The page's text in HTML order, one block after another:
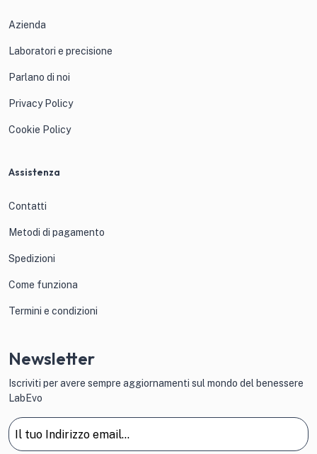
Azienda
Laboratori e precisione
Parlano di noi
Privacy Policy
Cookie Policy
Assistenza
Contatti
Metodi di pagamento
Spedizioni
Come funziona
Termini e condizioni
Newsletter
Iscriviti per avere sempre aggiornamenti sul mondo del benessere
LabEvo
Email